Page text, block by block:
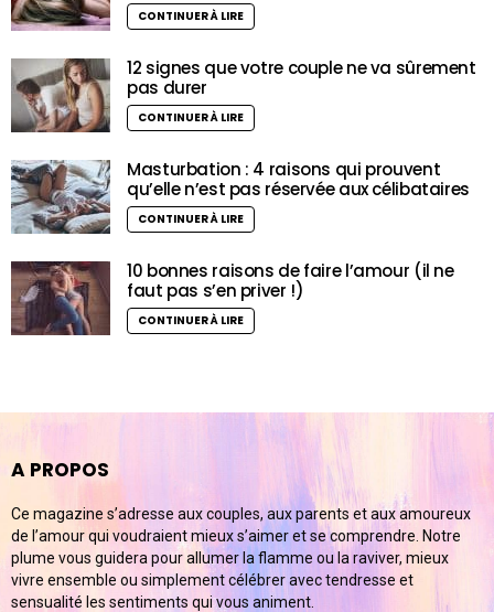
CONTINUER À LIRE
12 signes que votre couple ne va sûrement
pas durer
CONTINUER À LIRE
Masturbation : 4 raisons qui prouvent
qu’elle n’est pas réservée aux célibataires
CONTINUER À LIRE
10 bonnes raisons de faire l’amour (il ne
faut pas s’en priver !)
CONTINUER À LIRE
A PROPOS
Ce magazine s’adresse aux couples, aux parents et aux amoureux
de l’amour qui voudraient mieux s’aimer et se comprendre. Notre
plume vous guidera pour allumer la flamme ou la raviver, mieux
vivre ensemble ou simplement célébrer avec tendresse et
sensualité les sentiments qui vous animent.